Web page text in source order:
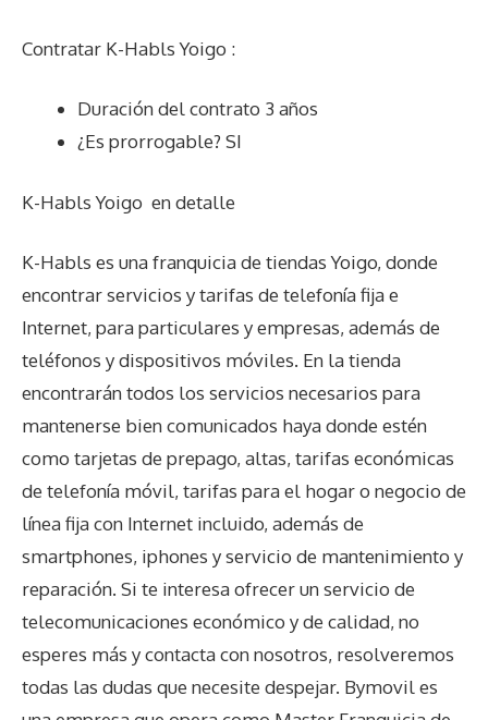
Contratar K-Habls Yoigo :
Duración del contrato 3 años
¿Es prorrogable? SI
K-Habls Yoigo en detalle
K-Habls es una franquicia de tiendas Yoigo, donde
encontrar servicios y tarifas de telefonía fija e
Internet, para particulares y empresas, además de
teléfonos y dispositivos móviles. En la tienda
encontrarán todos los servicios necesarios para
mantenerse bien comunicados haya donde estén
como tarjetas de prepago, altas, tarifas económicas
de telefonía móvil, tarifas para el hogar o negocio de
línea fija con Internet incluido, además de
smartphones, iphones y servicio de mantenimiento y
reparación. Si te interesa ofrecer un servicio de
telecomunicaciones económico y de calidad, no
esperes más y contacta con nosotros, resolveremos
todas las dudas que necesite despejar. Bymovil es